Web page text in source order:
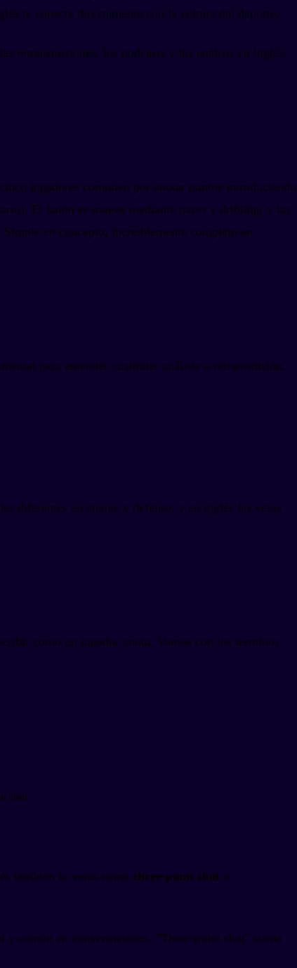
te conecta directamente con la cultura del deporte.
retransmisiones, los podcasts y los análisis en inglés.
jugadores compiten por anotar puntos introduciendo
El balón se mueve mediante pases y dribling, y las
en concepto, increíblemente complejo en
para entender cualquier análisis o retransmisión.
diferentes en ataque y defensa, y en inglés las verás
cómo un jugador anota. Vamos con los términos
shot.
también lo verás como three-point shot o
común en conversaciones. "Three-point shot" suena